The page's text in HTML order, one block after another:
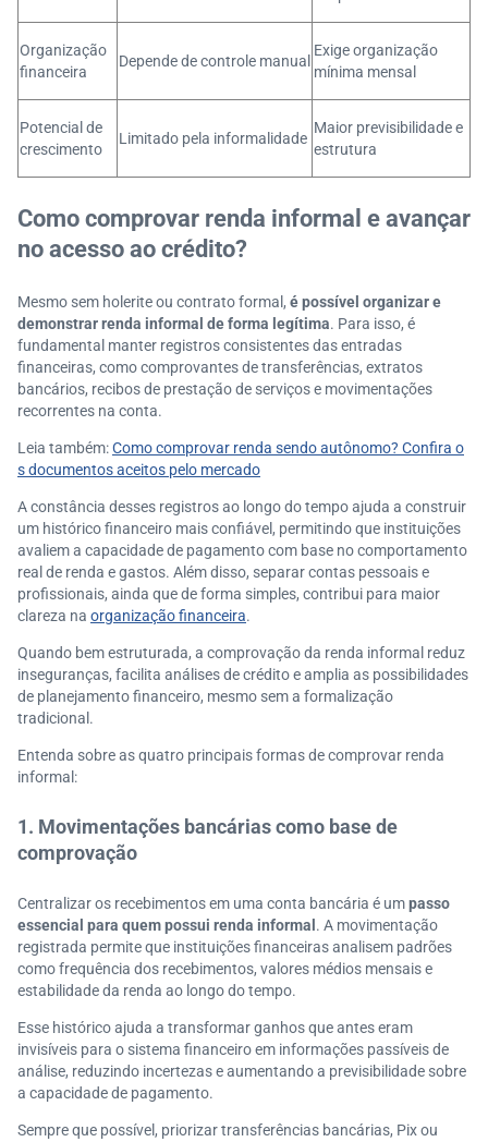
Organização
financeira
Depende de controle manual
Exige organização
mínima mensal
Potencial de
crescimento
Limitado pela informalidade
Maior previsibilidade e
estrutura
Como comprovar renda informal e avançar
no acesso ao crédito?
Mesmo sem holerite ou contrato formal, é possível organizar e
demonstrar renda informal de forma legítima. Para isso, é
fundamental manter registros consistentes das entradas
financeiras, como comprovantes de transferências, extratos
bancários, recibos de prestação de serviços e movimentações
recorrentes na conta.
Leia também:Como comprovar renda sendo autônomo? Confira o
s documentos aceitos pelo mercado
A constância desses registros ao longo do tempo ajuda a construir
um histórico financeiro mais confiável, permitindo que instituições
avaliem a capacidade de pagamento com base no comportamento
real de renda e gastos. Além disso, separar contas pessoais e
profissionais, ainda que de forma simples, contribui para maior
clareza na organização financeira.
Quando bem estruturada, a comprovação da renda informal reduz
inseguranças, facilita análises de crédito e amplia as possibilidades
de planejamento financeiro, mesmo sem a formalização
tradicional.
Entenda sobre as quatro principais formas de comprovar renda
informal:
1. Movimentações bancárias como base de
comprovação
Centralizar os recebimentos em uma conta bancária é umpasso
essencial para quem possui renda informal . A movimentação
registrada permite que instituições financeiras analisem padrões
como frequência dos recebimentos, valores médios mensais e
estabilidade da renda ao longo do tempo.
Esse histórico ajuda a transformar ganhos que antes eram
invisíveis para o sistema financeiro em informações passíveis de
análise, reduzindo incertezas e aumentando a previsibilidade sobre
a capacidade de pagamento.
Sempre que possível, priorizar transferências bancárias, Pix ou